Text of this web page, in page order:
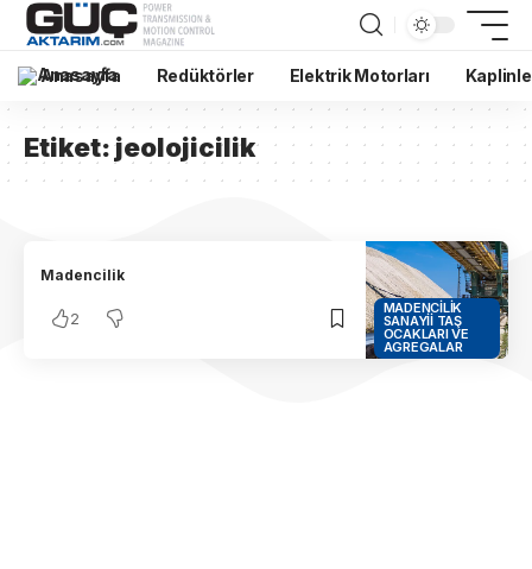
Anasayfa Redüktörler Elektrik Motorları
Etiket:jeolojicilik
MADENCILIK
SANAYII TAŞ
OCAKLARI VE
AGREGALAR
Madencilik
2